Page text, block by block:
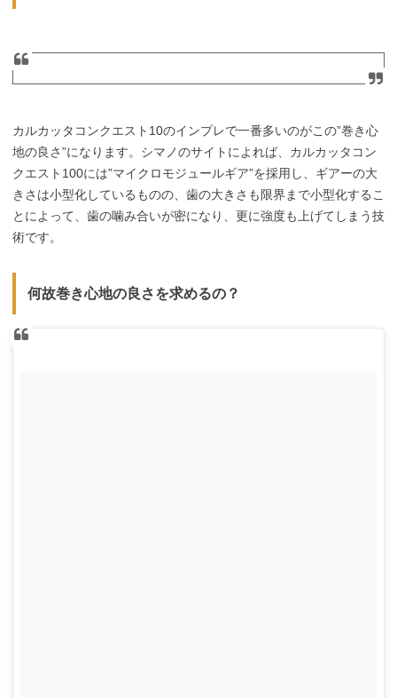
カルカッタコンクエスト10のインプレで一番多いのがこの”巻き心
地の良さ”になります。シマノのサイトによれば、カルカッタコン
クエスト100には”マイクロモジュールギア”を採用し、ギアーの大
きさは小型化しているものの、歯の大きさも限界まで小型化するこ
とによって、歯の噛み合いが密になり、更に強度も上げてしまう技
術です。
何故巻き心地の良さを求めるの？